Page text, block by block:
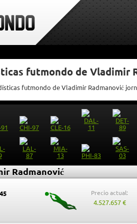
futmondo de Vladimir
futmondo de Vladimir Radmanović
Radmanović
45 Precio actual:
4.527.657 €